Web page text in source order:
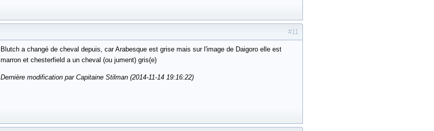
#11
Blutch a changé de cheval depuis, car Arabesque est grise mais sur l'image de Daigoro elle est
marron et chesterfield a un cheval (ou jument) gris(e)
Dernière modification par Capitaine Stilman (2014-11-14 19:16:22)